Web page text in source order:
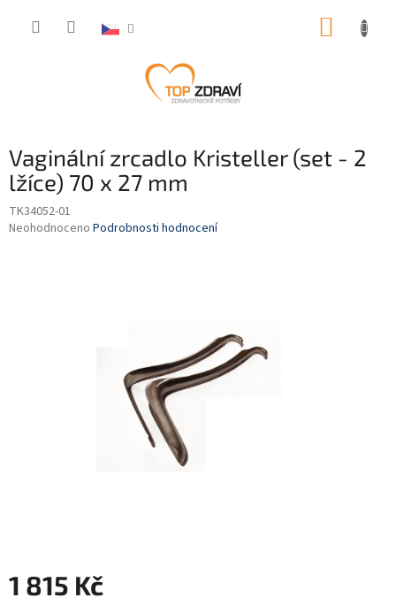
Vaginální zrcadlo Kristeller (set - 2
lžíce) 70 x 27 mm
TK34052-01
Průměrné
Neohodnoceno Podrobnosti hodnocení
1 815 Kč